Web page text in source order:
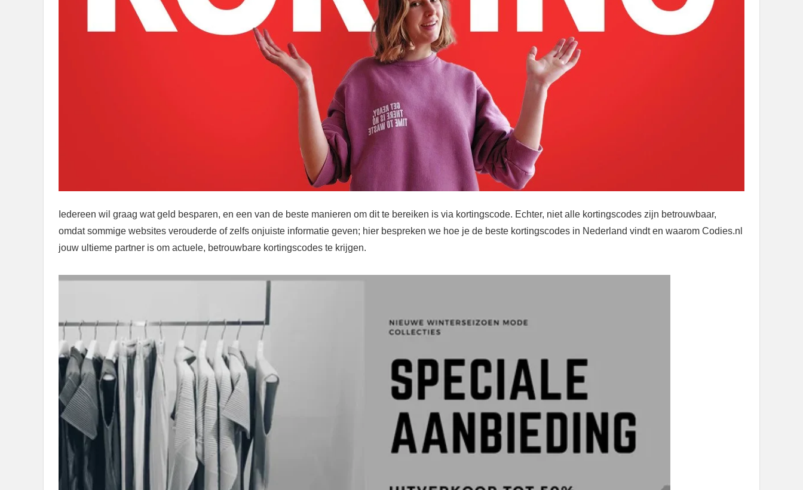
Iedereen wil graag wat geld besparen, en een van de beste manieren om dit te bereiken is via kortingscode. Echter, niet alle kortingscodes zijn betrouwbaar,
omdat sommige websites verouderde of zelfs onjuiste informatie geven; hier bespreken we hoe je de beste kortingscodes in Nederland vindt en waarom Codies.nl
jouw ultieme partner is om actuele, betrouwbare kortingscodes te krijgen.